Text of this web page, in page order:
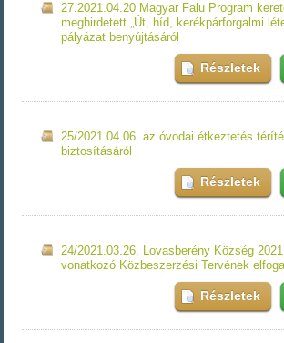
27.2021.04.20 Magyar Falu Program
meghirdetett „Út, híd, kerékpárforgalmi
pályázat benyújtásáról
Részletek
25/2021.04.06. az óvodai étkeztetés
biztosításáról
Részletek
24/2021.03.26. Lovasberény Község
vonatkozó Közbeszerzési Tervének
Részletek